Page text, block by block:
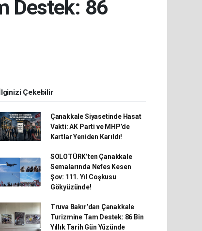
Destek: 86
Çekebilir
Çanakkale Siyasetinde Hasat
Vakti: AK Parti ve MHP’de
Kartlar Yeniden Karıldı!
SOLOTÜRK’ten Çanakkale
Semalarında Nefes Kesen
Şov: 111. Yıl Coşkusu
Gökyüzünde!
Truva Bakır’dan Çanakkale
Turizmine Tam Destek: 86 Bin
Yıllık Tarih Gün Yüzünde